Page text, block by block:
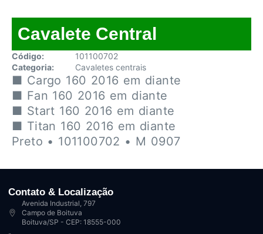
Cavalete Central
Código:
101100702
Categoria:
Cavaletes centrais
■ Cargo 160 2016 em diante
■ Fan 160 2016 em diante
■ Start 160 2016 em diante
■ Titan 160 2016 em diante
Preto • 101100702 • M 0907
Contato & Localização
Avenida Industrial, 797
Campo de Boituva
Boituva/SP - CEP: 18555-000